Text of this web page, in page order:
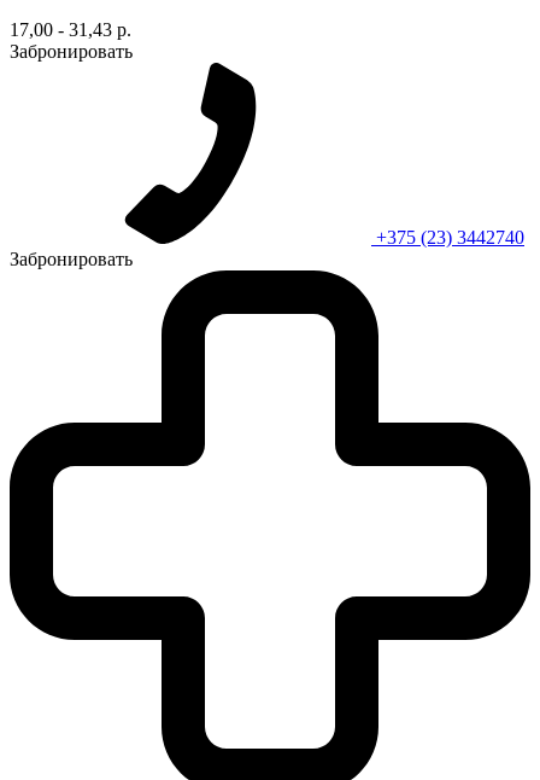
17,00 - 31,43 р.
Забронировать
+375 (23) 3442740
Забронировать